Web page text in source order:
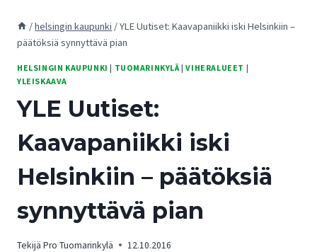
/helsingin kaupunki /YLE Uutiset: Kaavapaniikki iski Helsinkiin –
päätöksiä synnyttävä pian
HELSINGIN KAUPUNKI | TUOMARINKYLÄ|VIHERALUEET |
YLEISKAAVA
YLE Uutiset:
Kaavapaniikki iski
Helsinkiin – päätöksiä
synnyttävä pian
Tekijä Pro Tuomarinkylä 12.10.2016